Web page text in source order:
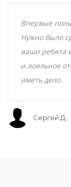
Впервые
Нужно было
ваши ребята
и лояльное
иметь дело.
Сергей Д.